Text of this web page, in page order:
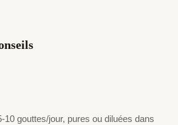
10 gouttes/jour, pures ou diluées dans